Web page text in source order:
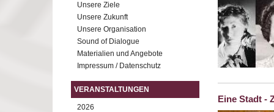
Unsere Ziele
Unsere Zukunft
Unsere Organisation
Sound of Dialogue
Materialien und Angebote
Impressum / Datenschutz
VERANSTALTUNGEN
2026
Eine Stadt -